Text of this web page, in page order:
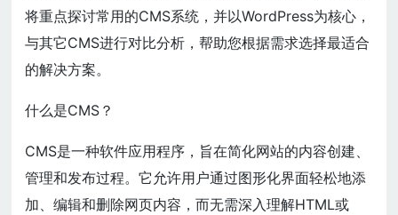
将重点探讨常用的CMS系统，并以WordPress为核心，
与其它CMS进行对比分析，帮助您根据需求选择最适合
的解决方案。
什么是CMS？
CMS是一种软件应用程序，旨在简化网站的内容创建、
管理和发布过程。它允许用户通过图形化界面轻松地添
加、编辑和删除网页内容，而无需深入理解HTML或